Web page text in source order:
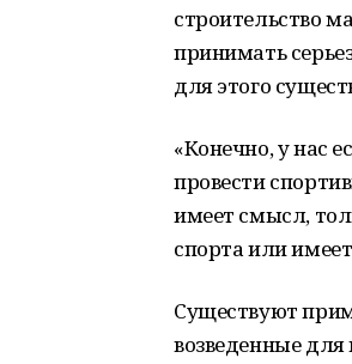
строительство
принимать
для этого
«Конечно, у нас
провести
имеет смысл,
спорта или
Существуют
возведенные